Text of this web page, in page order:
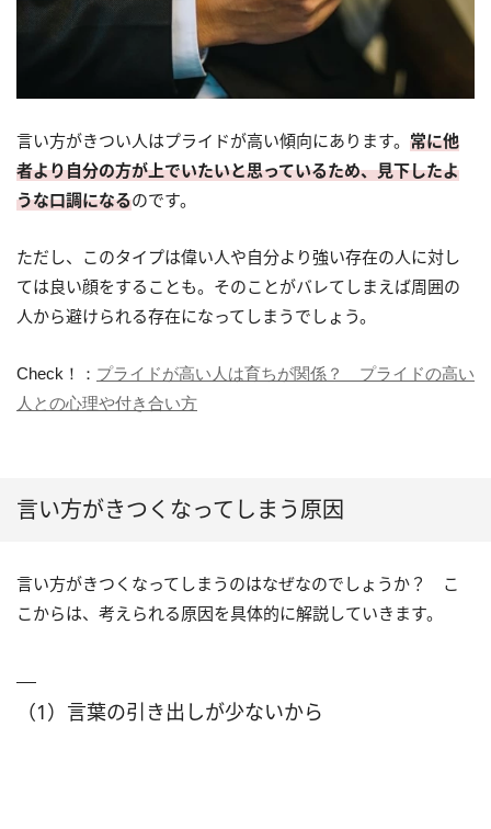
言い方がきつい人はプライドが高い傾向にあります。 常に他
者より自分の方が上でいたいと思っているため、見下したよ
うな口調になるのです。
ただし、このタイプは偉い人や自分より強い存在の人に対し
ては良い顔をすることも。そのことがバレてしまえば周囲の
人から避けられる存在になってしまうでしょう。
Check！： プライドが高い人は育ちが関係？ プライドの高い
人との心理や付き合い方
言い方がきつくなってしまう原因
言い方がきつくなってしまうのはなぜなのでしょうか？ こ
こからは、考えられる原因を具体的に解説していきます。
（1）言葉の引き出しが少ないから